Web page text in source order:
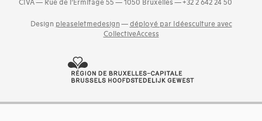
CIVA — Rue de l’Ermitage 55 — 1050 Bruxelles — +32 2 642 24 50
Design pleaseletmedesign — déployé par Idéesculture avec
CollectiveAccess